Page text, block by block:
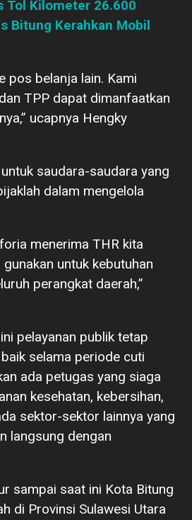
Tol Kilometer 26.600
Bitung Kerahkan Mobil
pos belanja lain. Kami
TPP dapat dimanfaatkan
ucapnya Hengky
saudara-saudara yang
dalam mengelola
menerima THR kita
untuk kebutuhan
perangkat daerah,”
pelayanan publik tetap
selama periode cuti
ada petugas yang siaga
kesehatan, kebersihan,
sektor-sektor lainnya yang
langsung dengan
sampai saat ini Kota Bitung
di Provinsi Sulawesi Utara